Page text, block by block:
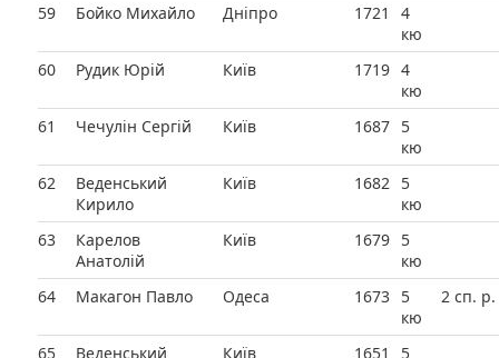
59 Бойко Михайло Дніпро 1721
4
кю
60
Рудик Юрій Київ 1719 4
кю
61
Чечулін Сергій Київ 1687 5
кю
62
Веденський
Кирило
Київ 1682 5
кю
63
Карелов
Анатолій
Київ 1679 5
кю
64
Макагон Павло Одеса 1673 5
кю
2 сп. р.
65 Веденський Київ 1651 5